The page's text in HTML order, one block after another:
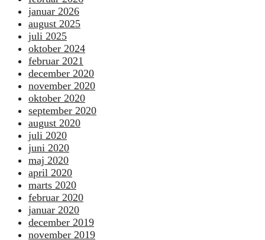
januar 2026
august 2025
juli 2025
oktober 2024
februar 2021
december 2020
november 2020
oktober 2020
september 2020
august 2020
juli 2020
juni 2020
maj 2020
april 2020
marts 2020
februar 2020
januar 2020
december 2019
november 2019